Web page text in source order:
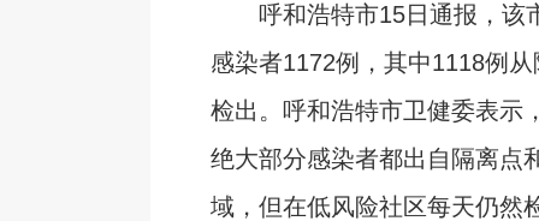
呼和浩特市15日通报，该
感染者1172例，其中1118例
检出。呼和浩特市卫健委表示
绝大部分感染者都出自隔离点
域，但在低风险社区每天仍然